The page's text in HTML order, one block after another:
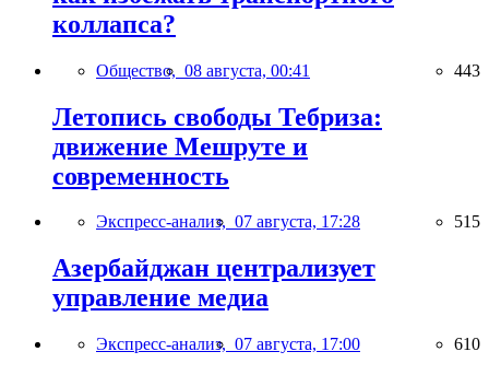
коллапса?
Общество, 08 августа, 00:41 443
Летопись свободы Тебриза:
движение Мешруте и
современность
Экспресс-анализ, 07 августа, 17:28 515
Азербайджан централизует
управление медиа
Экспресс-анализ, 07 августа, 17:00 610